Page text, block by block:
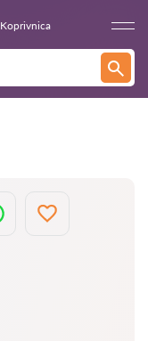
Koprivnica